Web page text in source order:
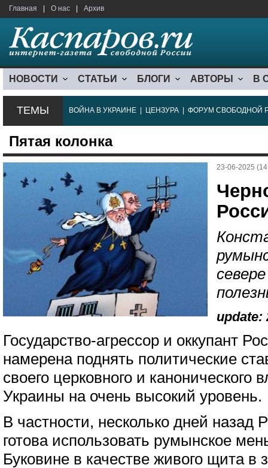
Главная О нас Архив
НОВОСТИ СТАТЬИ БЛОГИ АВТОРЫ В
ТЕМЫ ВОЙНА В УКРАИНЕ ЦЕНЗУРА ФОРУМ СВОБОДНОЙ
Пятая колонка
23-06-2025
update:
Государство-агрессор и оккупант
намерена поднять политические
своего церковного и канонического
Украины на очень высокий уровень.
В частности, несколько дней назад
готова использовать румынское
Буковине в качестве живого щита в